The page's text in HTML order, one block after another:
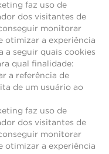
faz uso de
dos visitantes de
monitorar
otimizar a experiência
a seguir quais cookies
qual finalidade:
a referência de
de um usuário ao
faz uso de
dos visitantes de
monitorar
otimizar a experiência